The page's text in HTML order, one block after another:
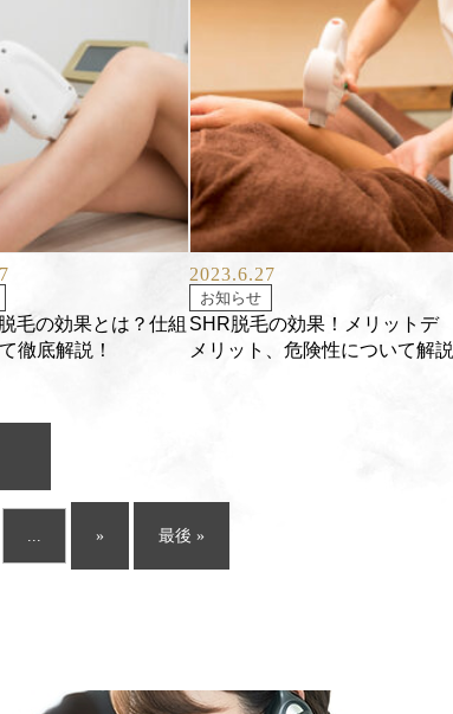
毛の効果とは？仕組
徹底解説！
2023.6.27
お知らせ
SHR脱毛の効果！メリットデ
メリット、危険性について解説
... » 最後 »